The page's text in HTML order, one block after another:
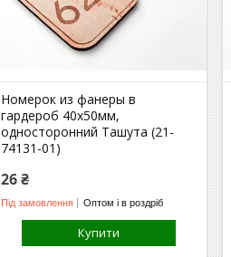
Номерок из фанеры в
гардероб 40х50мм,
односторонний Ташута (21-
74131-01)
26 ₴
Під замовлення Оптом і в роздріб
Купити